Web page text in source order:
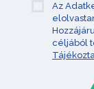
Az
céljából